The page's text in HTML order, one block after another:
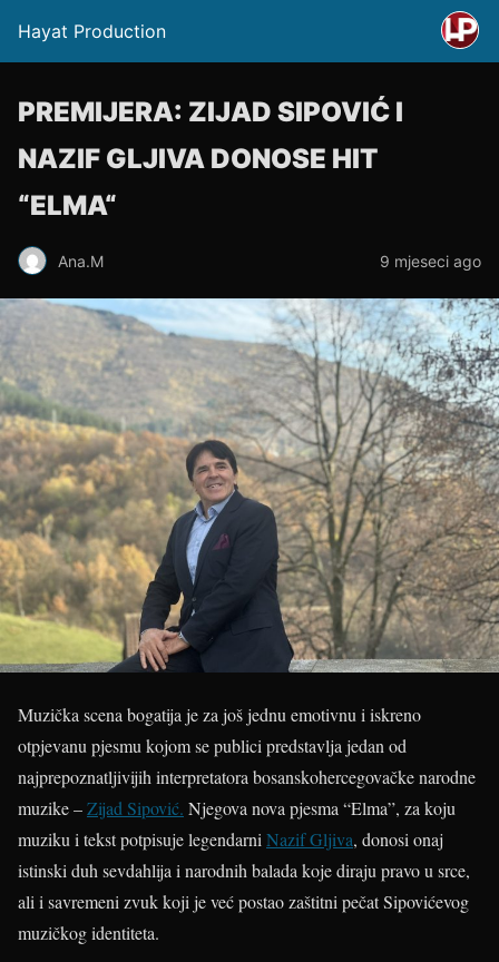
Hayat Production
PREMIJERA: ZIJAD SIPOVIĆ I
NAZIF GLJIVA DONOSE HIT
“ELMA“
Ana.M 9 mjeseci ago
Muzička scena bogatija je za još jednu emotivnu i iskreno
otpjevanu pjesmu kojom se publici predstavlja jedan od
najprepoznatljivijih interpretatora bosanskohercegovačke narodne
muzike –Zijad Sipović. Njegova nova pjesma “Elma”, za koju
muziku i tekst potpisuje legendarni Nazif Gljiva, donosi onaj
istinski duh sevdahlija i narodnih balada koje diraju pravo u srce,
ali i savremeni zvuk koji je već postao zaštitni pečat Sipovićevog
muzičkog identiteta.